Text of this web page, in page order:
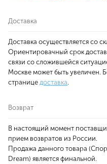
Доставка
Доставка осуществляется со
Ориентировачный срок
связи со сложившейся
Москве может быть увеличен.
странице доставка.
Возврат
В настоящий момент
прием возвратов из России.
Продажа данного товара
Dream) является финальной.